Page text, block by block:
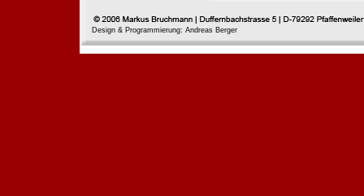
Design & Programmierung: Andreas Berger